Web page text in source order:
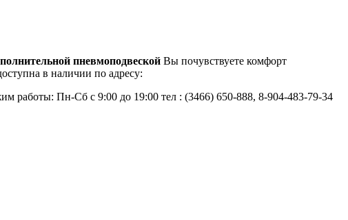
пневмоподвеской Вы почувствуете комфорт
в наличии по адресу:
Пн-Сб с 9:00 до 19:00 тел : (3466) 650-888, 8-904-483-79-34